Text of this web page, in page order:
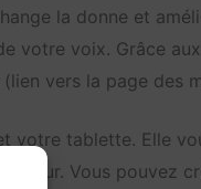
la donne et
votre voix. Grâce
vers la page des
votre tablette. Elle
Vous pouvez